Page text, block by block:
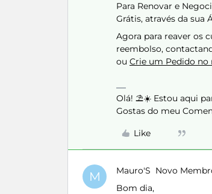
Para Renovar e
Grátis, através da sua
Agora para reaver os
reembolso,
ou Crie um Pedido no
Olá! ⛱️☀️ Estou aqui
Gostas do meu
Like
M Mauro'S Novo
Bom dia,